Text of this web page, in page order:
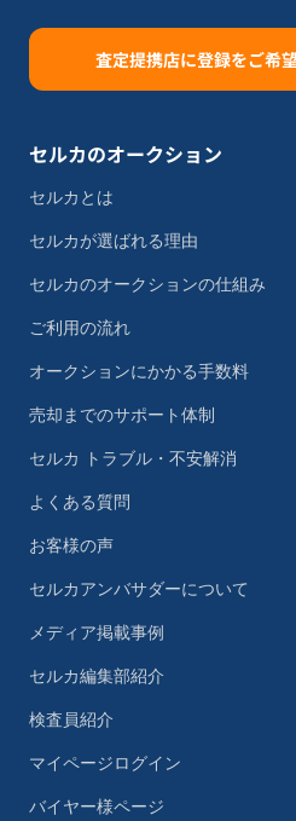
査定提携店に登録をご希
セルカのオークション
セルカとは
セルカが選ばれる理由
セルカのオークションの仕組み
ご利用の流れ
オークションにかかる手数料
売却までのサポート体制
セルカ トラブル・不安解消
よくある質問
お客様の声
セルカアンバサダーについて
メディア掲載事例
セルカ編集部紹介
検査員紹介
マイページログイン
バイヤー様ページ